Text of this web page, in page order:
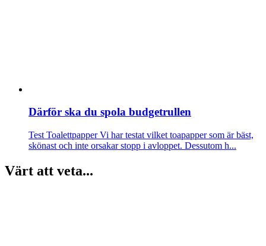
Därför ska du spola budgetrullen
Test ToalettpapperVi har testat vilket toapapper som är bäst,
skönast och inte orsakar stopp i avloppet. Dessutom h...
Värt att veta...